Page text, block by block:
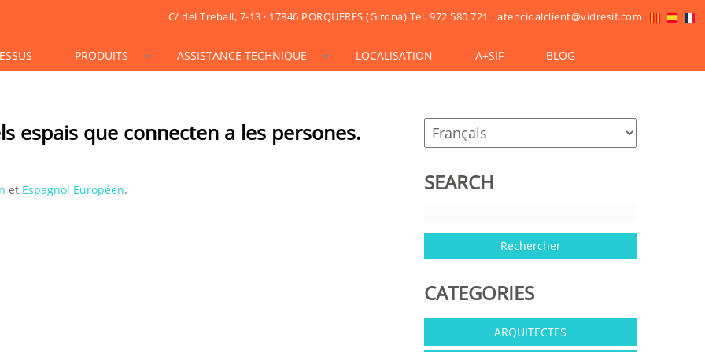
C/ del Treball, 7-13 · 17846 PORQUERES (Girona) Tel. 972 580 721 -atencioalclient@vidresif.com
PRODUITS
TOTALSIF
ASSISTANCE TECHNIQUE LOCALISATION A+SIF BLOG
espais que connecten a les persones.
et Espagnol Européen. SEARCH
CATEGORIES
ARQUITECTES